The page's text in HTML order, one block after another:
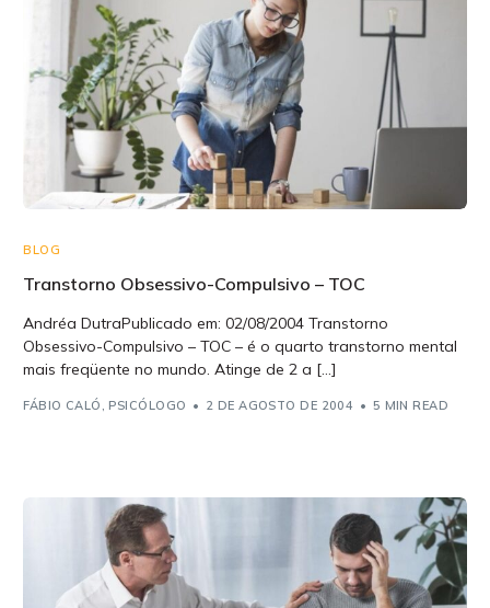
BLOG
Transtorno Obsessivo-Compulsivo – TOC
Andréa DutraPublicado em: 02/08/2004 Transtorno
Obsessivo-Compulsivo – TOC – é o quarto transtorno mental
mais freqüente no mundo. Atinge de 2 a […]
FÁBIO CALÓ, PSICÓLOGO 2 DE AGOSTO DE 2004 5 MIN READ